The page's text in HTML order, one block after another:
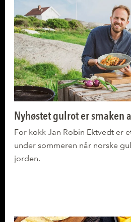
Nyhøstet gulrot er smaken
For kokk Jan Robin Ektvedt er
under sommeren når norske
jorden.